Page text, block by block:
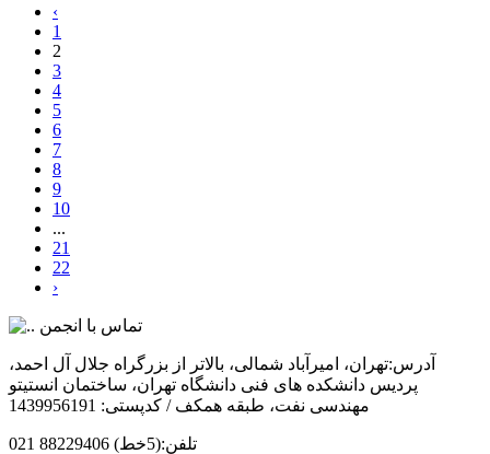
‹
1
2
3
4
5
6
7
8
9
10
...
21
22
›
تماس با انجمن
آدرس:تهران، امیرآباد شمالی، بالاتر از بزرگراه جلال آل احمد،
پردیس دانشکده های فنی دانشگاه تهران، ساختمان انستیتو
مهندسی نفت، طبقه همکف / کدپستی: 1439956191
تلفن:(5خط) 88229406 021